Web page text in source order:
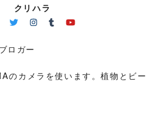
クリハラ
ロガー
のカメラを使います。植物とビー